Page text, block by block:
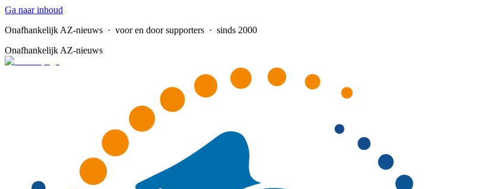
Ga naar inhoud
Onafhankelijk AZ-nieuws · voor en door supporters · sinds 2000
Onafhankelijk AZ-nieuws